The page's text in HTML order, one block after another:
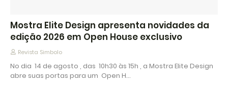
Mostra Elite Design apresenta novidades da
edição 2026 em Open House exclusivo
Revista Simbolo
No dia 14 de agosto , das 10h30 às 15h , a Mostra Elite Design
abre suas portas para um Open H…